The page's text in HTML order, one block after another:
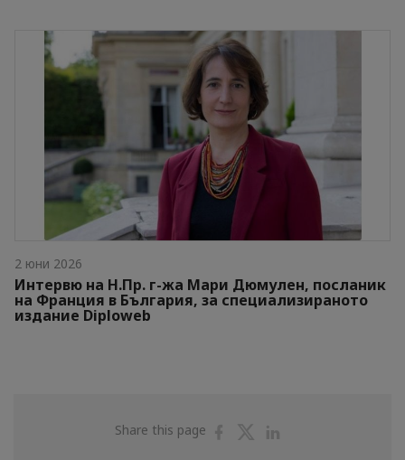
2 юни 2026
Интервю на Н.Пр. г-жа Мари Дюмулен, посланик
на Франция в България, за специализираното
издание Diploweb
Share this page
ShareShare